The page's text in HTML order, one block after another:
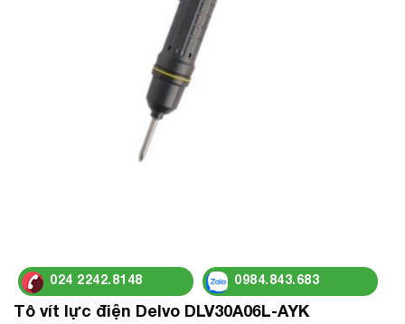
024 2242.8148 0984.843.683
Tô vít lực điện Delvo DLV30A06L-AYK